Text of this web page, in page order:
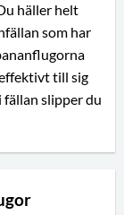
häller helt
som har
till sig
fällan slipper du